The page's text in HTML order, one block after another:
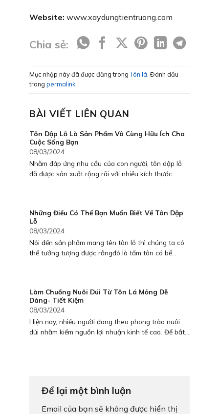
Website: www.xaydungtientruong.com
Chia sẻ:
Mục nhập này đã được đăng trongTôn lá . Đánh dấu
trang permalink
BÀI VIẾT LIÊN QUAN
Tôn Dập Lỗ Là Sản Phẩm Vô Cùng Hữu Ích Cho
Cuộc Sống Bạn
08/03/2024
Nhằm đáp ứng nhu cầu của con người, tôn dập lỗ
đã được sản xuất rộng rãi với nhiều kích thước...
Những Điều Có Thể Bạn Muốn Biết Về Tôn Dập
Lỗ
08/03/2024
Nói đến sản phẩm mang tên tôn lỗ thì chúng ta có
thể tưởng tượng được rằngđó là tấm tôn có bề...
Làm Chuồng Nuôi Dúi Từ Tôn Lá Mỏng Dễ
Dàng- Tiết Kiệm
08/03/2024
Hiện nay, nhiều người đang theo phong trào nuôi
dúi nhằm kiếm nguồn lợi nhuận kinh tế cao. Để bắt...
Để lại một bình luận
Email của bạn sẽ không được hiển thị